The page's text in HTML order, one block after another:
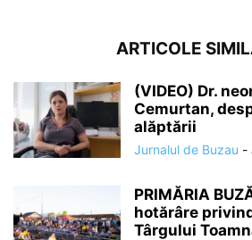
ARTICOLE
(VIDEO) Dr.
Cemurtan,
alăptării
Jurnalul de Buzau -
PRIMĂRIA
hotărâre
Târgului